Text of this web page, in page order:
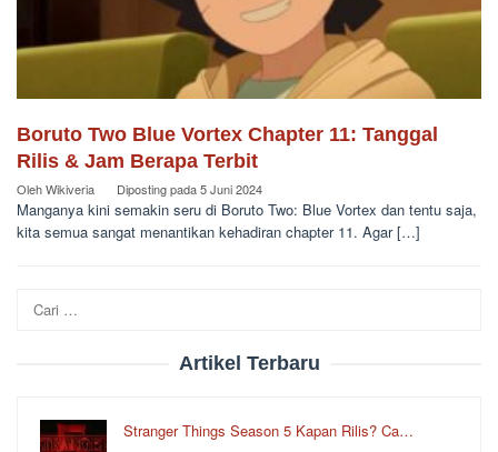
Boruto Two Blue Vortex Chapter 11: Tanggal
Rilis & Jam Berapa Terbit
OlehWikiveria Diposting pada5 Juni 2024
Manganya kini semakin seru di Boruto Two: Blue Vortex dan tentu saja,
kita semua sangat menantikan kehadiran chapter 11. Agar […]
untuk:
Artikel Terbaru
Stranger Things Season 5 Kapan Rilis? Ca…